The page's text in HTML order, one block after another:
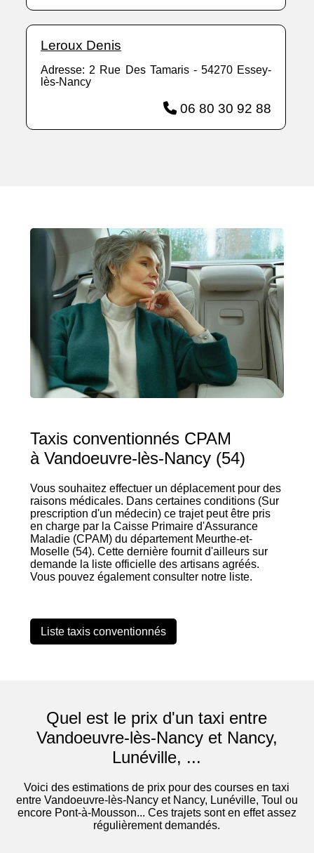
Leroux Denis
Adresse: 2 Rue Des Tamaris - 54270 Essey-
lès-Nancy
06 80 30 92 88
Taxis conventionnés CPAM
à Vandoeuvre-lès-Nancy (54)
Vous souhaitez effectuer un déplacement pour des
raisons médicales. Dans certaines conditions (Sur
prescription d'un médecin) ce trajet peut être pris
en charge par la Caisse Primaire d'Assurance
Maladie (CPAM) du département Meurthe-et-
Moselle (54). Cette dernière fournit d'ailleurs sur
demande la liste officielle des artisans agréés.
Vous pouvez également consulter notre liste.
Liste taxis conventionnés
Quel est le prix d'un taxi entre
Vandoeuvre-lès-Nancy et Nancy,
Lunéville, ...
Voici des estimations de prix pour des courses en taxi
entre Vandoeuvre-lès-Nancy et Nancy, Lunéville, Toul ou
encore Pont-à-Mousson... Ces trajets sont en effet assez
régulièrement demandés.